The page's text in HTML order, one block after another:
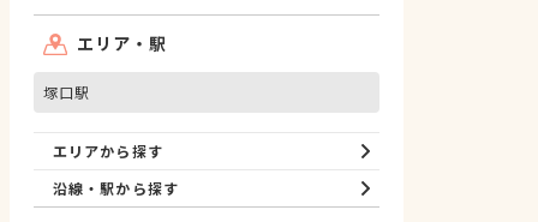
エリア・駅
塚口駅
エリアから探す
沿線・駅から探す